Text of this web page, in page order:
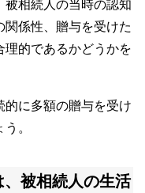
被相続人の当時の認知
係性、贈与を受けた
理的であるかどうかを
に多額の贈与を受け
。
、被相続人の生活